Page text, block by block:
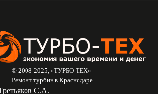
© 2008-2025, «ТУРБО-ТЕХ» -
Ремонт турбин в Краснодаре
С.А.